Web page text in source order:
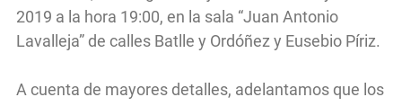
2019 a la hora 19:00, en la sala “Juan Antonio
Lavalleja” de calles Batlle y Ordóñez y Eusebio Píriz.
A cuenta de mayores detalles, adelantamos que los